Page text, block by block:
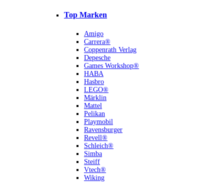
Top Marken
Amigo
Carrera®
Coppenrath Verlag
Depesche
Games Workshop®
HABA
Hasbro
LEGO®
Märklin
Mattel
Pelikan
Playmobil
Ravensburger
Revell®
Schleich®
Simba
Steiff
Vtech®
Wiking